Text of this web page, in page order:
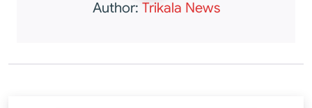
Author: Trikala News